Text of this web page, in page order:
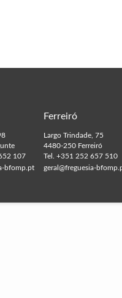
107
bfomp.pt
Ferreiró
Largo Trindade, 75
4480-250 Ferreiró
Tel. +351 252 657 510
geral@freguesia-